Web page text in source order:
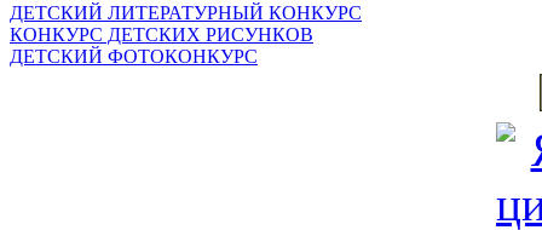
ДЕТСКИЙ ЛИТЕРАТУРНЫЙ КОНКУРС
КОНКУРС ДЕТСКИХ РИСУНКОВ
ДЕТСКИЙ ФОТОКОНКУРС